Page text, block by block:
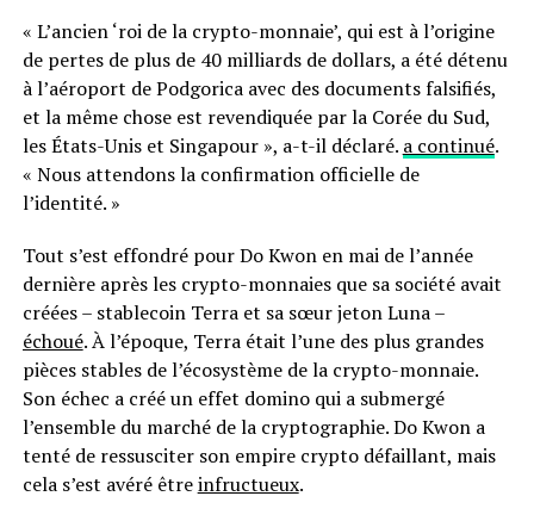
« L’ancien ‘roi de la crypto-monnaie’, qui est à l’origine
de pertes de plus de 40 milliards de dollars, a été détenu
à l’aéroport de Podgorica avec des documents falsifiés,
et la même chose est revendiquée par la Corée du Sud,
les États-Unis et Singapour », a-t-il déclaré. a continué.
« Nous attendons la confirmation officielle de
l’identité. »
Tout s’est effondré pour Do Kwon en mai de l’année
dernière après les crypto-monnaies que sa société avait
créées – stablecoin Terra et sa sœur jeton Luna –
échoué. À l’époque, Terra était l’une des plus grandes
pièces stables de l’écosystème de la crypto-monnaie.
Son échec a créé un effet domino qui a submergé
l’ensemble du marché de la cryptographie. Do Kwon a
tenté de ressusciter son empire crypto défaillant, mais
cela s’est avéré êtreinfructueux.